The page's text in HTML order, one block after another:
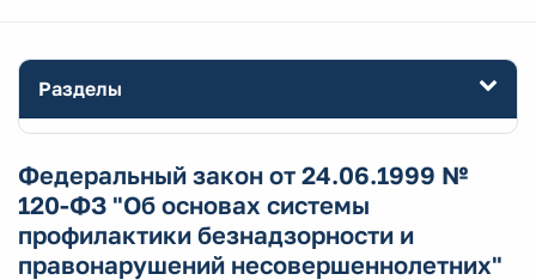
Разделы
Федеральный закон от 24.06.1999 №
120-ФЗ "Об основах системы
профилактики безнадзорности и
правонарушений несовершеннолетних"